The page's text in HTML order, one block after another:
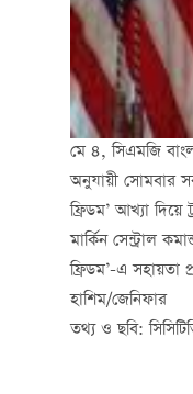
মে ৪, সিএমজি
অনুযায়ী সোমবার
ফ্রিডম’ আখ্যা দিয়ে
মার্কিন সেন্ট্রাল
ফ্রিডম’-এ সহায়তা
হাশিম/জেনিফার
তথ্য ও ছবি: